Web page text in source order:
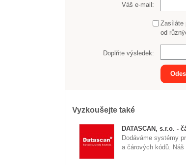
Váš e-mail:
Zasíláte
od
Doplňte výsledek:
Vyzkoušejte také
DATASCAN, s.r.o. -
Dodáváme systémy
a čárových kódů. Náš